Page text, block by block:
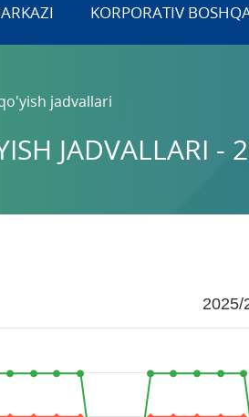
KORPORATIV
jadvallari
JADVALLARI -
2025/